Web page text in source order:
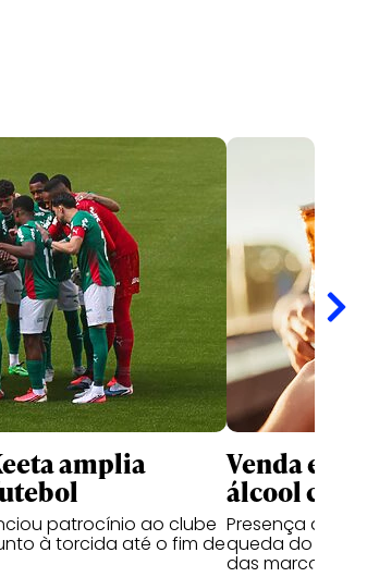
amplia
patrocínio ao clube
à torcida até o fim de
Venda e
álcool
Presença de
queda do
das marcas